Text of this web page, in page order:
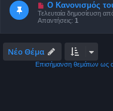
Ο Κανονισμός
Τελευταία δημοσίευση
Απαντήσεις: 1
Νέο Θέμα
Επισήμανση θεμάτων ως